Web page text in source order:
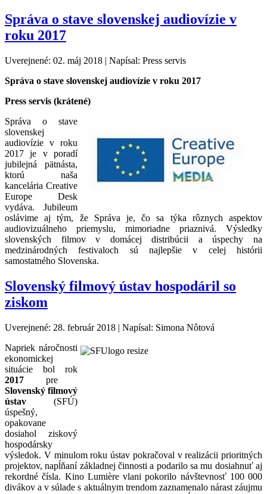
Správa o stave slovenskej audiovízie v
roku 2017
Uverejnené: 02. máj 2018 | Napísal: Press servis
Správa o stave slovenskej audiovízie v roku 2017
Press servis (krátené)
Správa o stave
slovenskej
audiovízie v roku
2017 je v poradí
jubilejná pätnásta,
ktorú naša
kancelária Creative
Europe Desk
vydáva. Jubileum
oslávime aj tým, že Správa je, čo sa týka rôznych aspektov
audiovizuálneho priemyslu, mimoriadne priaznivá. Výsledky
slovenských filmov v domácej distribúcii a úspechy na
medzinárodných festivaloch sú najlepšie v celej histórii
samostatného Slovenska.
Slovenský filmový ústav hospodáril so
ziskom
Uverejnené: 28. február 2018 | Napísal: Simona Nôtová
Napriek náročnosti
ekonomickej
situácie bol rok
2017 pre
Slovenský filmový
ústav (SFÚ)
úspešný,
opakovane
dosiahol ziskový
hospodársky
výsledok. V minulom roku ústav pokračoval v realizácii prioritných
projektov, napĺňaní základnej činnosti a podarilo sa mu dosiahnuť aj
rekordné čísla. Kino Lumière vlani pokorilo návštevnosť 100 000
divákov a v súlade s aktuálnym trendom zaznamenalo nárast záujmu